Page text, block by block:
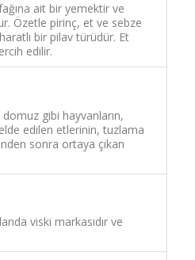
ait bir yemektir ve
Özetle pirinç, et ve sebze
bir pilav türüdür. Et
edilir.
gibi hayvanların,
edilen etlerinin, tuzlama
sonra ortaya çıkan
viski markasıdır ve